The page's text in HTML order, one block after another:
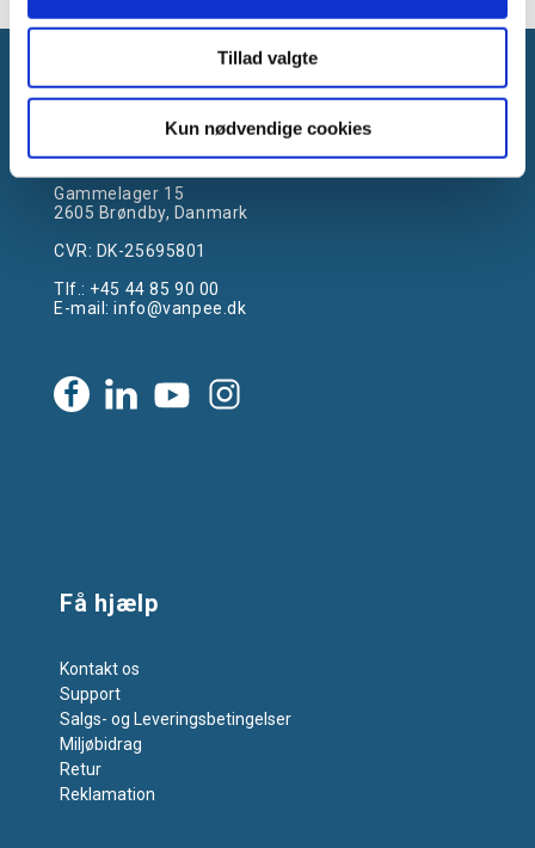
Tillad valgte
Kun nødvendige cookies
Gammelager 15
2605 Brøndby, Danmark
CVR: DK-25695801
Tlf.: +45 44 85 90 00
E-mail:info@vanpee.dk
Få hjælp
Kontakt os
Support
Salgs- og Leveringsbetingelser
Miljøbidrag
Retur
Reklamation